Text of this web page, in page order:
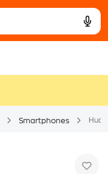
Smartphones